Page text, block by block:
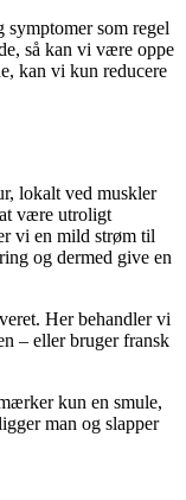
symptomer som regel
så kan vi være oppe
kan vi kun reducere
lokalt ved muskler
være utroligt
vi en mild strøm til
og dermed give en
Her behandler vi
– eller bruger fransk
kun en smule,
man og slapper